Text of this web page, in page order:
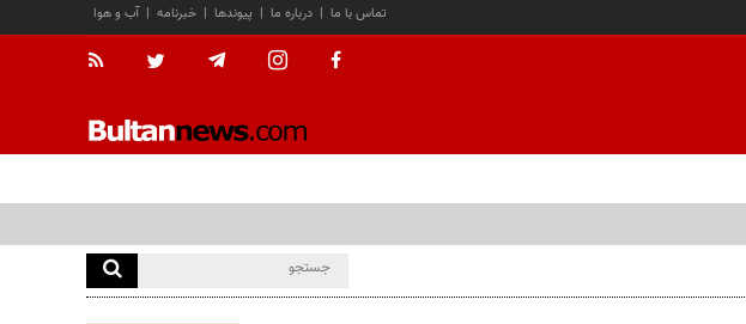
آب و هوا | خبرنامه | پیوندها | درباره ما | تماس با ما